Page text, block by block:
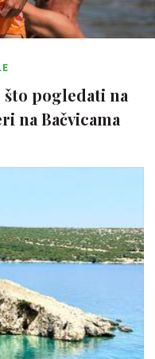
što pogledati na
na Bačvicama